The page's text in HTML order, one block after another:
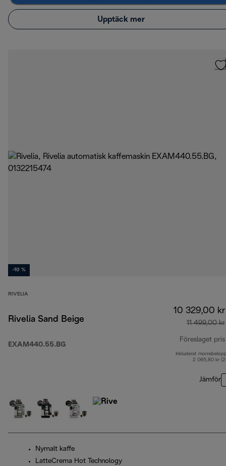
Upptäck mer
-10 %
RIVELIA
Rivelia Sand Beige
EXAM440.55.BG
10 329,00 kr
11 499,00 kr
Föreslaget pris
Inkluderat
2 065,80 kr
Jämför
Nymalt kaffe
LatteCrema Hot Technology